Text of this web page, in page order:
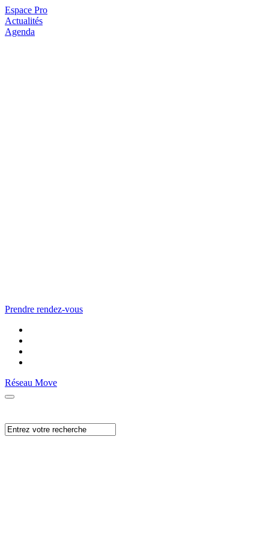
Espace Pro
Actualités
Agenda
Prendre rendez-vous
Réseau Move